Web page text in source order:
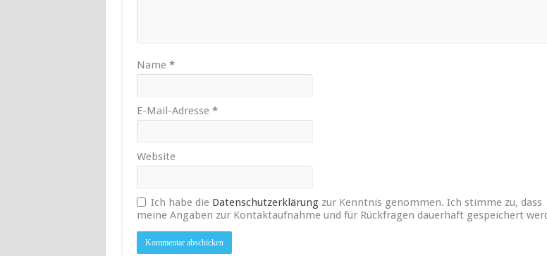
Name *
E-Mail-Adresse *
Website
Ich habe die Datenschutzerklärungzur Kenntnis genommen. Ich stimme zu, dass
meine Angaben zur Kontaktaufnahme und für Rückfragen dauerhaft gespeichert